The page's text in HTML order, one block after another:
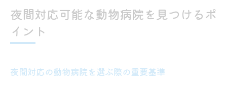
夜間対応可能な動物病院を見つけるポ
イント
夜間対応の動物病院を選ぶ際の重要基準